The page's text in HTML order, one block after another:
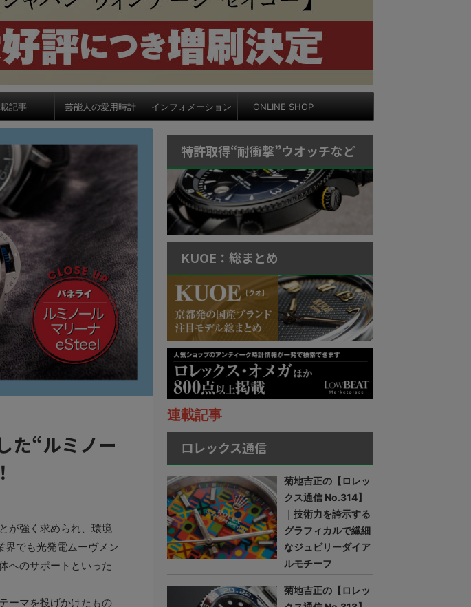
記事 芸能人の愛用時計 インフォメーション ONLINE SHOP
た“ルミノー
が強く求められ、環境
界でも光発電ムーヴメン
へのサポートといった
ーマを投げかけたもの
特許取得“耐衝撃”ウオッチなど
KUOE：総まとめ
連載記事
ロレックス通信
菊地吉正の【ロレッ
クス通信 No.314】
｜技術力を誇示する
グラフィカルで繊細
なジュビリーダイア
ルモチーフ
菊地吉正の【ロレッ